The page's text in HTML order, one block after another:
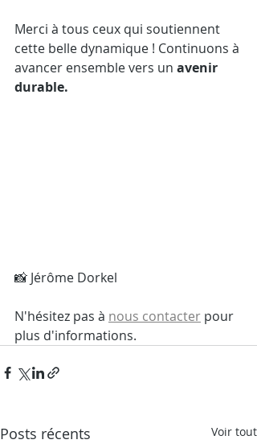
Merci à tous ceux qui soutiennent
cette belle dynamique ! Continuons à
avancer ensemble vers un avenir
durable.
📸 Jérôme Dorkel
N'hésitez pas à nous contacter pour
plus d'informations.
Posts récents Voir tout